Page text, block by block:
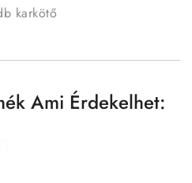
karkötő
Ami Érdekelhet: